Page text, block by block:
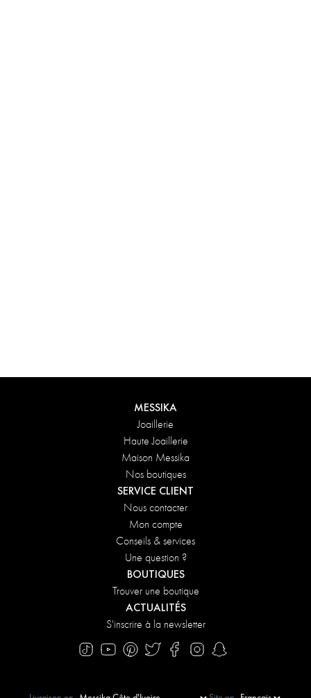
DÉCOUVRIR
MESSIKA
Joaillerie
Haute Joaillerie
Maison Messika
Nos boutiques
SERVICE CLIENT
Nous contacter
Mon compte
Conseils & services
Une question ?
BOUTIQUES
Trouver une boutique
ACTUALITÉS
S'inscrire à la newsletter